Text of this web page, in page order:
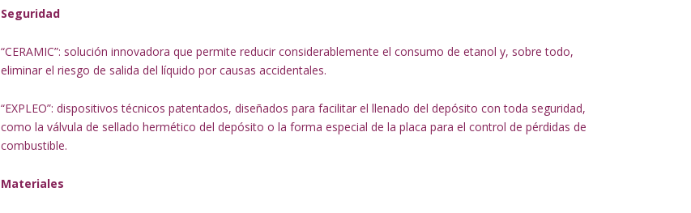
Seguridad
“CERAMIC”: solución innovadora que permite reducir considerablemente el consumo de etanol y, sobre todo,
eliminar el riesgo de salida del líquido por causas accidentales.
“EXPLEO”: dispositivos técnicos patentados, diseñados para facilitar el llenado del depósito con toda seguridad,
como la válvula de sellado hermético del depósito o la forma especial de la placa para el control de pérdidas de
combustible.
Materiales